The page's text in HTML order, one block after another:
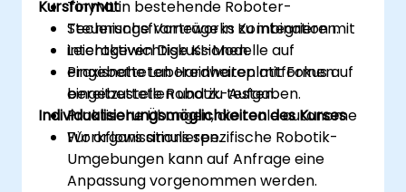
TinyML in bestehende Roboter-
Steuerungsframeworks zu integrieren.
Leichtgewichtige KI-Modelle auf
eingebetteten Hardwareplattformen
bereitzustellen und zu testen.
Kursformat
Technische Vorträge in Kombination mit
interaktiven Diskussionen.
Praxisnahe Laboreinheiten mit Fokus auf
eingebettete Robotik-Aufgaben.
Praktische Übungen, die reale autonome
Workflows simulieren.
Individualisierungsmöglichkeiten des Kurses
Für organisations spezifische Robotik-
Umgebungen kann auf Anfrage eine
Anpassung vorgenommen werden.